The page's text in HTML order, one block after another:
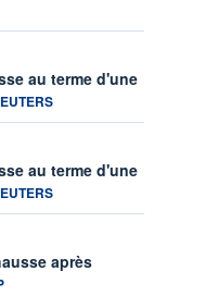
au terme d'une
fournie par
au terme d'une
fournie par
après
fournie par